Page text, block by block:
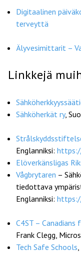
Digitaalinen
terveyttä
Älyvesimittarit –
Linkkejä
Sähköherkät ry,
Englanniksi:
Elöverkänsligas
Vågbrytaren –
tiedottava
Englanniksi:
C4ST – Canadians
Frank Clegg,
Tech Safe Schools